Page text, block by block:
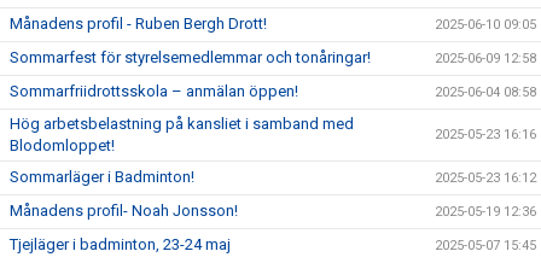
Månadens profil - Ruben Bergh Drott! 2025-06-10 09:05
Sommarfest för styrelsemedlemmar och tonåringar! 2025-06-09 12:58
Sommarfriidrottsskola – anmälan öppen! 2025-06-04 08:58
Hög arbetsbelastning på kansliet i samband med
Blodomloppet!
2025-05-23 16:16
Sommarläger i Badminton! 2025-05-23 16:12
Månadens profil- Noah Jonsson! 2025-05-19 12:36
Tjejläger i badminton, 23-24 maj 2025-05-07 15:45